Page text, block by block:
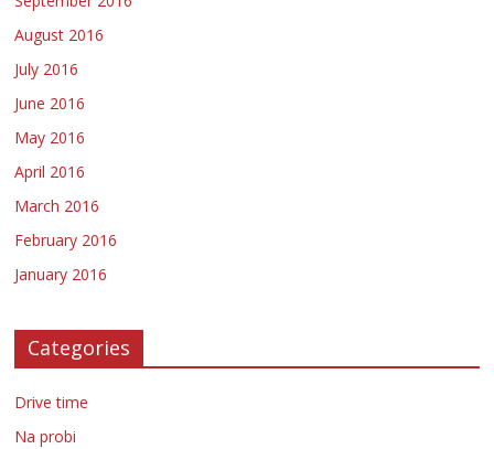
August 2016
July 2016
June 2016
May 2016
April 2016
March 2016
February 2016
January 2016
Categories
Drive time
Na probi